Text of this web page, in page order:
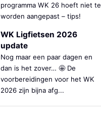
programma WK 26 hoeft niet te
worden aangepast – tips!
WK Ligfietsen 2026
update
Nog maar een paar dagen en
dan is het zover… 🤩 De
voorbereidingen voor het WK
2026 zijn bijna afg...